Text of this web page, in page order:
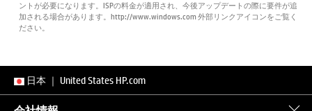
ントが必要になります。ISPの料金が適用され、今後アップデートの際に要件が追
加される場合があります。http://www.windows.com 外部リンクアイコンをご覧く
ださい。
日本 ｜ United States HP.com